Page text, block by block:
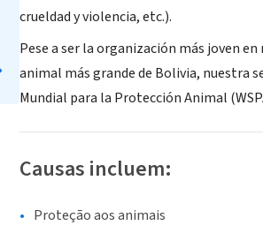
crueldad y violencia, etc.).
Pese a ser la organización más joven
animal más grande de Bolivia, nuestra
Mundial para la Protección Animal
Causas incluem:
Proteção aos animais